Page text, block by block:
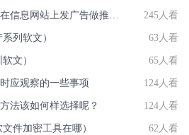
[营销技巧]化工公司怎样在信息网站上发广告做推广提高产品知名度呢 245人看
列软文） 63人看
文） 65人看
应观察的一些事项 124人看
法该如何样选择呢？ 124人看
件加密工具在哪） 62人看